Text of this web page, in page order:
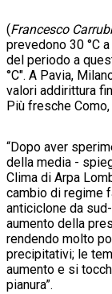
(Francesco
prevedono 30 °C
del periodo a
°C". A Pavia,
valori addirittura
Più fresche
“Dopo aver
della media -
Clima di Arpa
cambio di regime
anticiclone da
aumento della
rendendo molto
precipitativi; le
aumento e si
pianura”.